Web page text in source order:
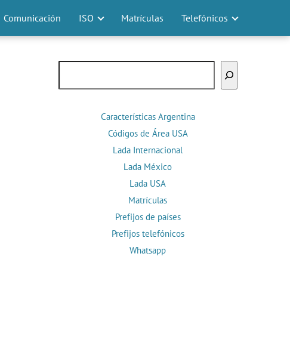
Comunicación ISO Matrículas Telefónicos
Características Argentina
Códigos de Área USA
Lada Internacional
Lada México
Lada USA
Matrículas
Prefijos de países
Prefijos telefónicos
Whatsapp